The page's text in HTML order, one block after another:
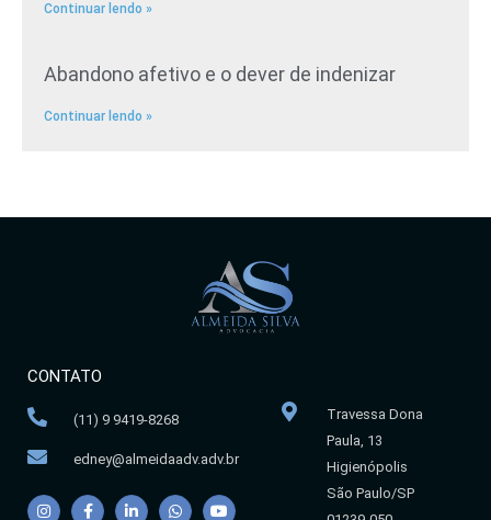
Continuar lendo »
Abandono afetivo e o dever de indenizar
Continuar lendo »
CONTATO
(11) 9 9419-8268
edney@almeidaadv.adv.br
Travessa Dona
Paula, 13
Higienópolis
São Paulo/SP